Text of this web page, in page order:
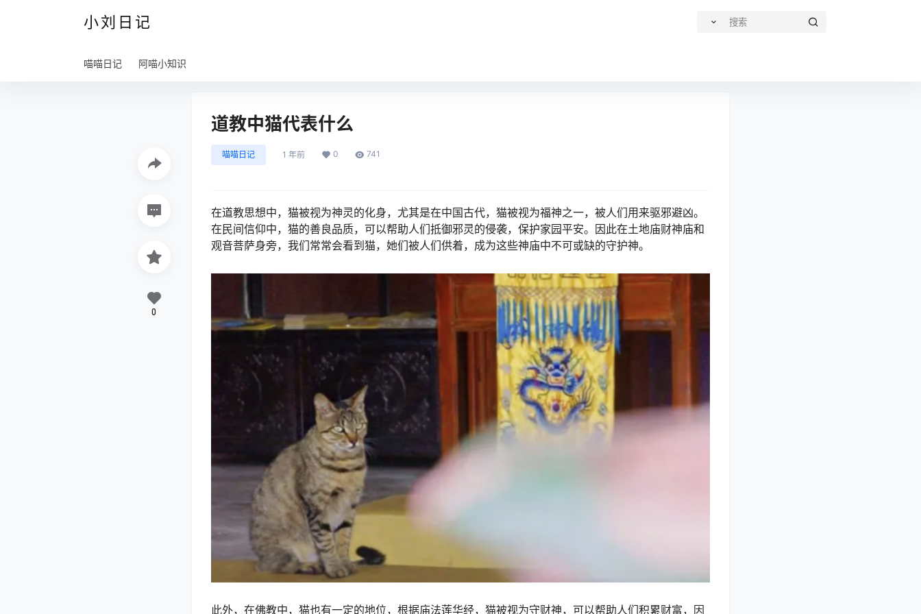
小刘日记
喵喵日记 阿喵小知识
道教中猫代表什么
喵喵日记 1 年前 0 741
在道教思想中，猫被视为神灵的化身，尤其是在中国古代，猫被视为福神之一，被人们用来驱邪避凶。
在民间信仰中，猫的善良品质，可以帮助人们抵御邪灵的侵袭，保护家园平安。因此在土地庙财神庙和
观音菩萨身旁，我们常常会看到猫，她们被人们供着，成为这些神庙中不可或缺的守护神。
此外，在佛教中，猫也有一定的地位，根据庙法莲华经，猫被视为守财神，可以帮助人们积累财富，因
0